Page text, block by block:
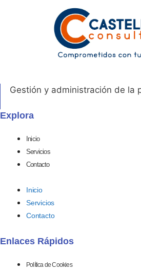
Gestión y administración de la
Explora
Inicio
Servicios
Contacto
Inicio
Servicios
Contacto
Enlaces Rápidos
Política de Cookies